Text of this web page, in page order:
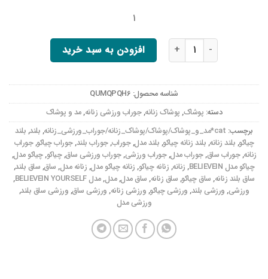
۱
جوراب ورزشی ساق بلند زنانه چیاکو مدل BELIEVEIN YOURSELF عدد
افزودن به سبد خرید
شناسه محصول: QUMQPQH6
دسته: پوشاک, پوشاک زنانه,جوراب ورزشی زنانه,مد و پوشاک
برچسب: cat*مد_و_پوشاک/پوشاک/پوشاک_زنانه/جوراب_ورزشی_زنانه , بلند, بلند
چیاکو, بلند زنانه, بلند زنانه چیاکو, بلند مدل,جوراب,جوراب بلند,جوراب چیاکو,جوراب
زنانه,جوراب ساق,جوراب مدل,جوراب ورزشی,جوراب ورزشی ساق,چیاکو,چیاکو مدل,
چیاکو مدل BELIEVEIN
, زنانه, زنانه چیاکو, زنانه چیاکو مدل, زنانه مدل, ساق, ساق بلند,
ساق بلند زنانه, ساق چیاکو, ساق زنانه, ساق مدل,مدل,مدل BELIEVEIN YOURSELF
,
ورزشی, ورزشی بلند, ورزشی چیاکو, ورزشی زنانه, ورزشی ساق, ورزشی ساق بلند,
ورزشی مدل